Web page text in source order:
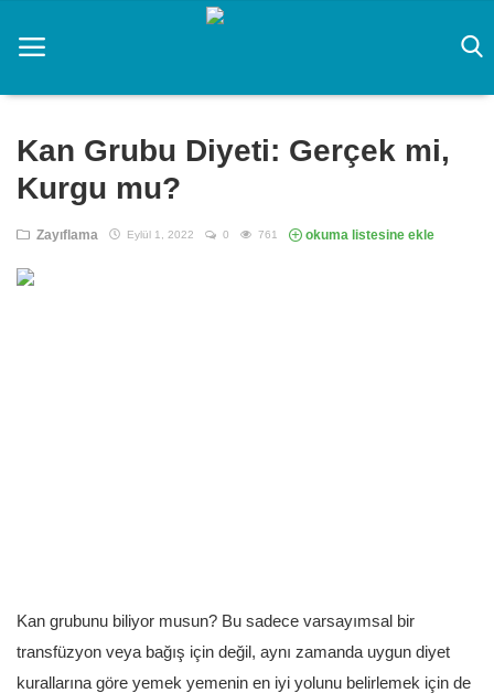
CS 2 Rehberi
Rüya Tabirleri
Türkçe
Kan Grubu Diyeti: Gerçek mi,
Kurgu mu?
Zayıflama Eylül 1, 2022 0 761 okuma listesine ekle
Kan grubunu biliyor musun? Bu sadece varsayımsal bir
transfüzyon veya bağış için değil, aynı zamanda uygun diyet
kurallarına göre yemek yemenin en iyi yolunu belirlemek için de